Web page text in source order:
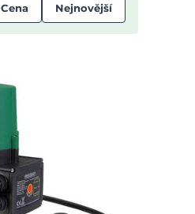
Cena Nejnovější